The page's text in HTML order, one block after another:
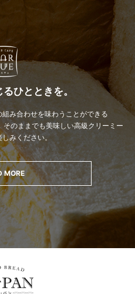
ひとときを。
み合わせを味わうことができる
そのままでも美味しい高級クリーミー
みください。
MORE